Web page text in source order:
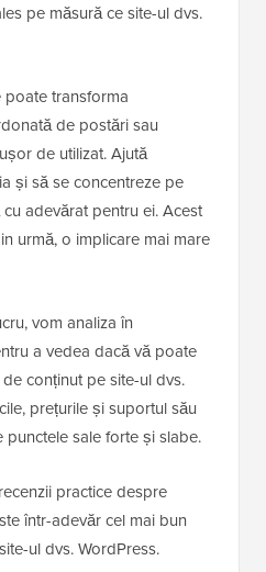
pe măsură ce site-ul dvs.
transforma
de postări sau
de utilizat. Ajută
și să se concentreze pe
adevărat pentru ei. Acest
urmă, o implicare mai mare
vom analiza în
a vedea dacă vă poate
conținut pe site-ul dvs.
prețurile și suportul său
sale forte și slabe.
practice despre
într-adevăr cel mai bun
ul dvs. WordPress.